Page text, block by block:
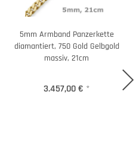
5mm Armband Panzerkette
diamantiert, 750 Gold Gelbgold
massiv, 21cm
3.457,00 € *